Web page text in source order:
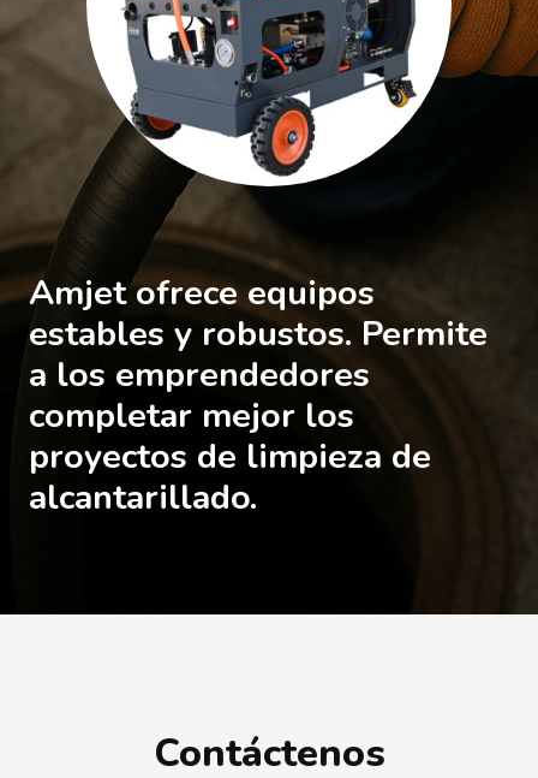
Amjet ofrece equipos
estables y robustos. Permite
a los emprendedores
completar mejor los
proyectos de limpieza de
alcantarillado.
Contáctenos